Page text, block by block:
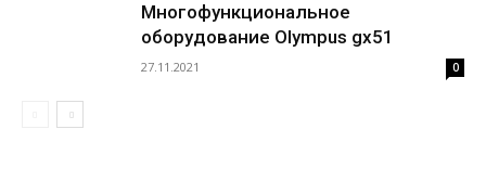
Многофункциональное
оборудование Olympus gx51
27.11.2021 0